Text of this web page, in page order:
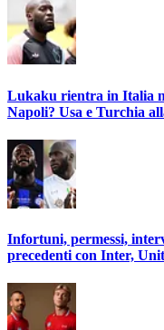
Lukaku rientra in Italia
Napoli? Usa e Turchia
Infortuni, permessi,
precedenti con Inter,